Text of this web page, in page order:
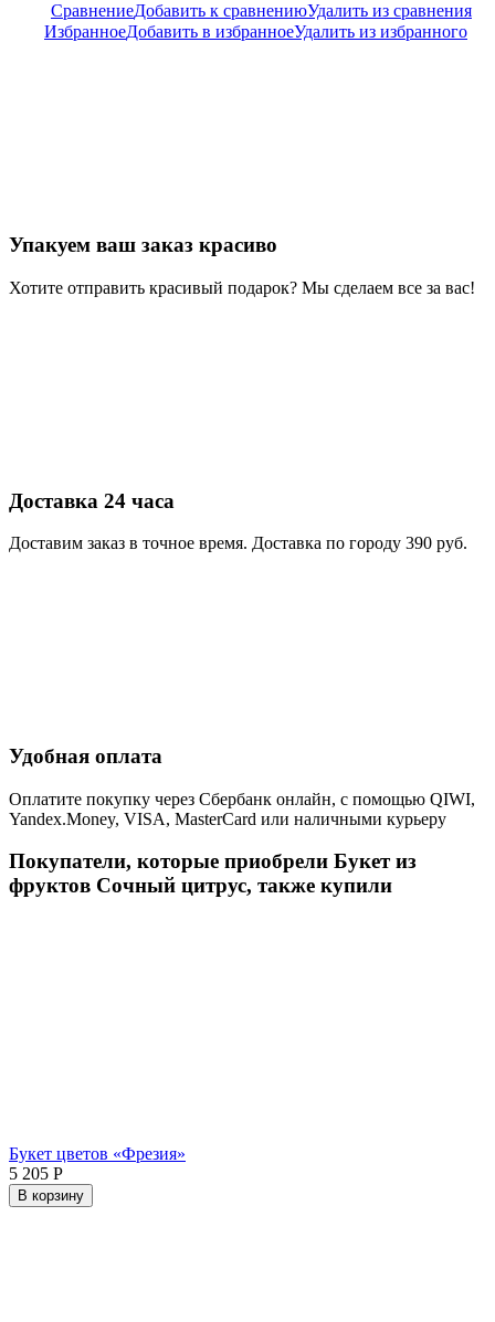
СравнениеДобавить к сравнениюУдалить из сравнения
ИзбранноеДобавить в избранноеУдалить из избранного
Упакуем ваш заказ красиво
Хотите отправить красивый подарок? Мы сделаем все за вас!
Доставка 24 часа
Доставим заказ в точное время. Доставка по городу 390 руб.
Удобная оплата
Оплатите покупку через Сбербанк онлайн, с помощью QIWI,
Yandex.Money, VISA, MasterCard или наличными курьеру
Покупатели, которые приобрели Букет из
фруктов Сочный цитрус, также купили
Букет цветов «Фрезия»
5 205 Р
В корзину